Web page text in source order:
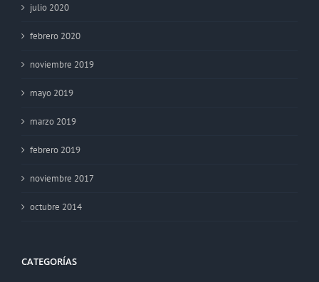
julio 2020
febrero 2020
noviembre 2019
mayo 2019
marzo 2019
febrero 2019
noviembre 2017
octubre 2014
CATEGORÍAS